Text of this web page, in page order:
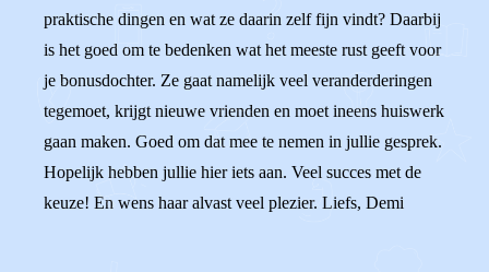
praktische dingen en wat ze daarin zelf fijn vindt? Daarbij
is het goed om te bedenken wat het meeste rust geeft voor
je bonusdochter. Ze gaat namelijk veel veranderderingen
tegemoet, krijgt nieuwe vrienden en moet ineens huiswerk
gaan maken. Goed om dat mee te nemen in jullie gesprek.
Hopelijk hebben jullie hier iets aan. Veel succes met de
keuze! En wens haar alvast veel plezier. Liefs, Demi